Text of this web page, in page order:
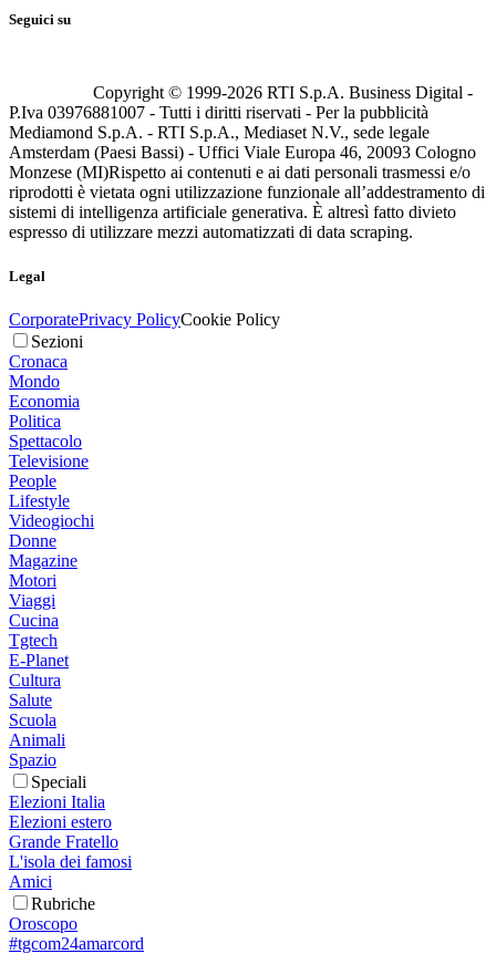
Seguici su
Copyright © 1999-2026 RTI S.p.A. Business Digital -
P.Iva 03976881007 - Tutti i diritti riservati - Per la pubblicità
Mediamond S.p.A. - RTI S.p.A., Mediaset N.V., sede legale
Amsterdam (Paesi Bassi) - Uffici Viale Europa 46, 20093 Cologno
Monzese (MI)Rispetto ai contenuti e ai dati personali trasmessi e/o
riprodotti è vietata ogni utilizzazione funzionale all’addestramento di
sistemi di intelligenza artificiale generativa. È altresì fatto divieto
espresso di utilizzare mezzi automatizzati di data scraping.
Legal
CorporatePrivacy PolicyCookie Policy
Sezioni
Cronaca
Mondo
Economia
Politica
Spettacolo
Televisione
People
Lifestyle
Videogiochi
Donne
Magazine
Motori
Viaggi
Cucina
Tgtech
E-Planet
Cultura
Salute
Scuola
Animali
Spazio
Speciali
Elezioni Italia
Elezioni estero
Grande Fratello
L'isola dei famosi
Amici
Rubriche
Oroscopo
#tgcom24amarcord